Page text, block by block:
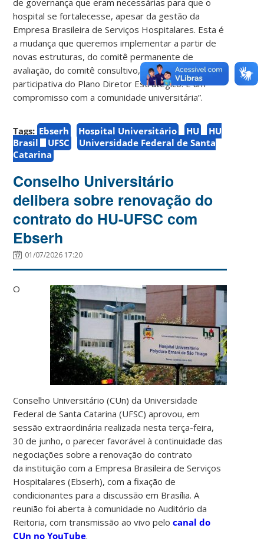
hospital se fortalecesse, apesar da gestão da
Empresa Brasileira de Serviços Hospitalares. Esta é
a mudança que queremos implementar a partir de
novas estruturas, do comitê permanente de
avaliação, do comitê consultivo, e da discussão
participativa do Plano Diretor Estratégico. É um
compromisso com a comunidade universitária”.
Tags: Ebserh Hospital Universitário HU
HU
Brasil
UFSC
Universidade Federal de Santa
Catarina
Conselho Universitário
delibera sobre renovação do
contrato do HU-UFSC com
Ebserh
01/07/2026 17:20
O
Conselho Universitário (CUn) da Universidade
Federal de Santa Catarina (UFSC) aprovou, em
sessão extraordinária realizada nesta terça-feira,
30 de junho, o parecer favorável à continuidade das
negociações sobre a renovação do contrato
da instituição com a Empresa Brasileira de Serviços
Hospitalares (Ebserh), com a fixação de
condicionantes para a discussão em Brasília. A
reunião foi aberta à comunidade no Auditório da
Reitoria, com transmissão ao vivo pelocanal do
CUn no YouTube.